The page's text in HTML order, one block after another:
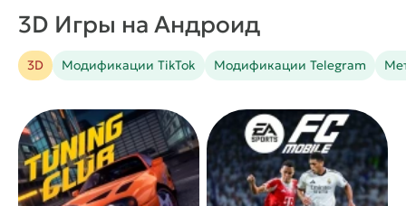
3D Игры на Андроид
Модификации TikTok Модификации Telegram
3D